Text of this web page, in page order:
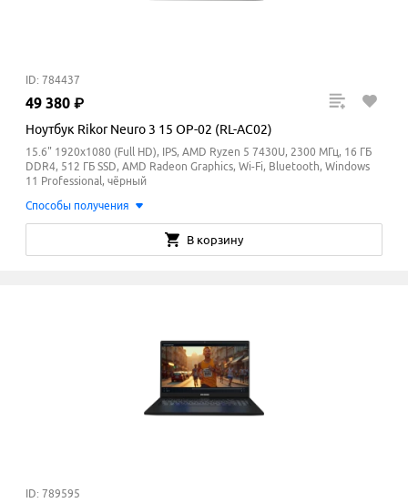
ID: 784437
49 380 ₽
Ноутбук Rikor Neuro 3 15 OP-02 (RL-AC02)
15.6" 1920x1080 (Full HD), IPS, AMD Ryzen 5 7430U, 2300 МГц, 16 ГБ
DDR4, 512 ГБ SSD, AMD Radeon Graphics, Wi-Fi, Bluetooth, Windows
11 Professional, чёрный
Способы получения
В корзину
ID: 789595